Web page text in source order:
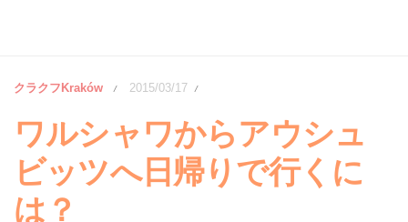
クラクフKraków / 2015/03/17 /
ワルシャワからアウシュ
ビッツへ日帰りで行くに
は？